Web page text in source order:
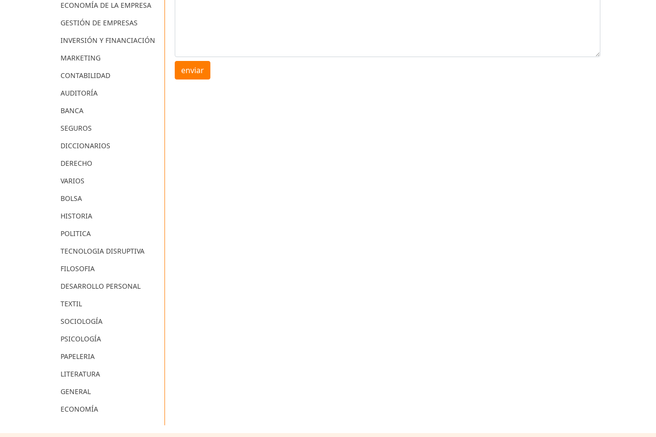
ECONOMÍA DE LA EMPRESA
GESTIÓN DE EMPRESAS
INVERSIÓN Y FINANCIACIÓN
MARKETING
CONTABILIDAD
AUDITORÍA
BANCA
SEGUROS
DICCIONARIOS
DERECHO
VARIOS
BOLSA
HISTORIA
POLITICA
TECNOLOGIA DISRUPTIVA
FILOSOFIA
DESARROLLO PERSONAL
TEXTIL
SOCIOLOGÍA
PSICOLOGÍA
PAPELERIA
LITERATURA
GENERAL
ECONOMÍA
enviar